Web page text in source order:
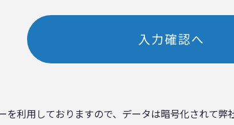
入力確認へ
を利用しておりますので、データは暗号化されて